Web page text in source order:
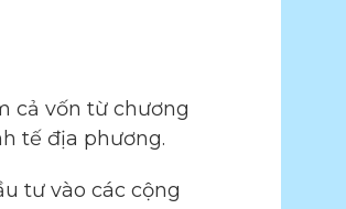
cả vốn từ chương
tế địa phương.
tư vào các cộng